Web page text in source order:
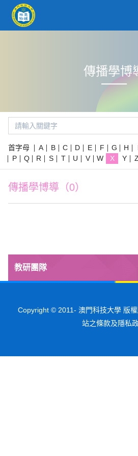
傳播學博
首字母 A B C D E F G H
P
Q R S T U V W X Y Z
傳播學博導（0）
教研團隊
Copyright © 2011- 澳門科技大學 版
站之條款及隱私